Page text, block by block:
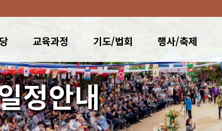
교육과정 기도/법회 행사/축제
정안내